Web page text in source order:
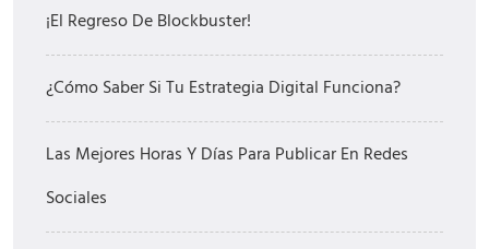
¡El Regreso De Blockbuster!
¿Cómo Saber Si Tu Estrategia Digital Funciona?
Las Mejores Horas Y Días Para Publicar En Redes
Sociales